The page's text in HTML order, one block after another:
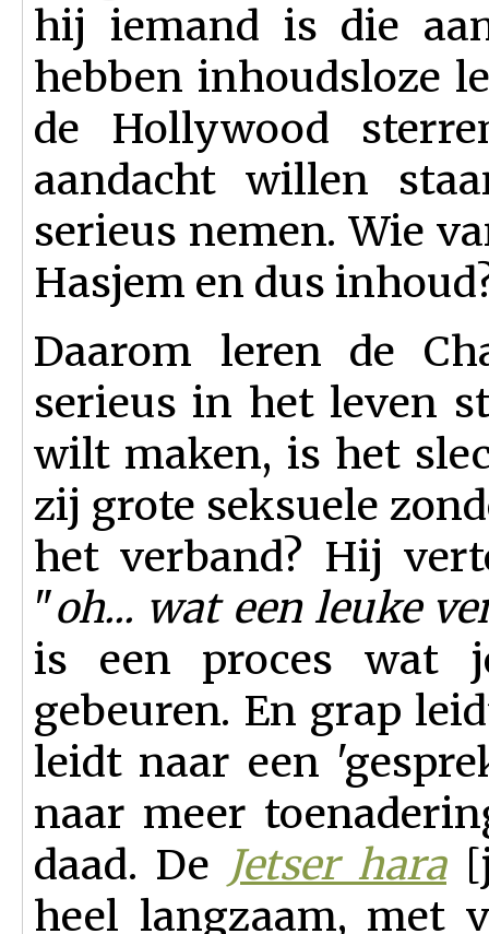
hij iemand is die
hebben inhoudsloze
de Hollywood
aandacht willen
serieus nemen. Wie
Hasjem en dus
Daarom leren de
serieus in het leven
wilt maken, is het
zij grote seksuele
het verband? Hij
"oh... wat een leuke
is een proces wat
gebeuren. En grap
leidt naar een
naar meer
daad. De Jetser hara
heel langzaam, met